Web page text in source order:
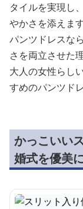
タイルを実現し
やかさを添えます
パンツドレスな
さを両立させた
大人の女性らし
すめのパンツド
かっこいい
婚式を優美